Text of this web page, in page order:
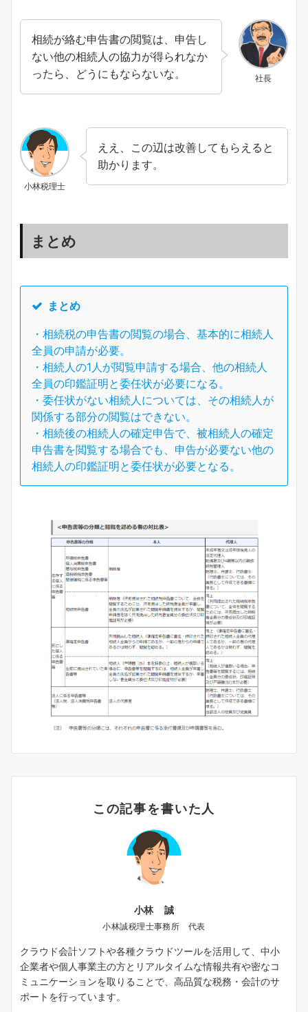
社長
相続が絡む申告書の閲覧は、申告し
ない他の相続人の協力が得られなか
ったら、どうにもならないな。
小林税理士
ええ、この辺は改善してもらえると
助かります。
まとめ
まとめ
・相続税の申告書の閲覧の場合、基本的に相続人
全員の申請が必要。
・相続人の1人が閲覧申請する場合、他の相続人
全員の印鑑証明と委任状が必要になる。
・委任状がない相続人については、その相続人が
関係する部分の閲覧はできない。
・相続後の相続人の確定申告で、被相続人の確定
申告書を閲覧する場合でも、申告が必要ない他の
相続人の印鑑証明と委任状が必要となる。
この記事を書いた人
小林 誠
小林誠税理士事務所 代表
クラウド会計ソフトや各種クラウドツールを活用して、中小
企業者や個人事業主の方とリアルタイムな情報共有や密なコ
ミュニケーションを取りることで、高品質な税務・会計のサ
ポートを行っています。